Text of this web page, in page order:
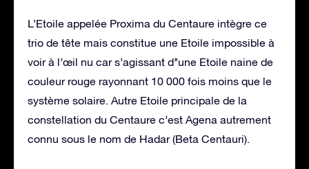
L’Etoile appelée Proxima du Centaure intègre ce
trio de tête mais constitue une Etoile impossible à
voir à l’œil nu car s’agissant d’’une Etoile naine de
couleur rouge rayonnant 10 000 fois moins que le
système solaire. Autre Etoile principale de la
constellation du Centaure c’est Agena autrement
connu sous le nom de Hadar (Beta Centauri).